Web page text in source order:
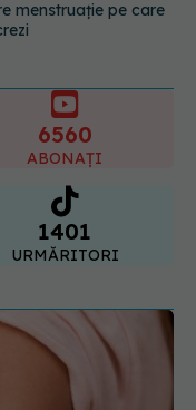
folosit de peste 60 de
6560
ABONAȚI
1401
URMĂRITORI